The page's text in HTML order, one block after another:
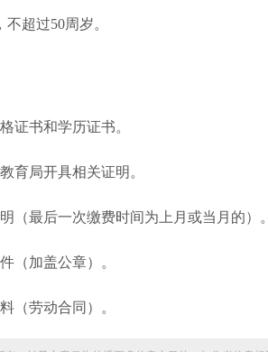
超过50周岁。
证书和学历证书。
育局开具相关证明。
（最后一次缴费时间为上月或当月的）。
（加盖公章）。
（劳动合同）。